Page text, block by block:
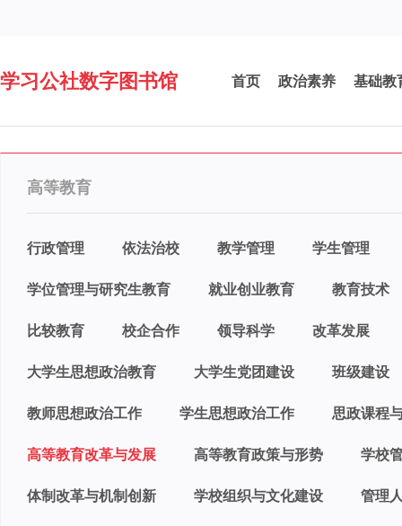
学习公社数字图书馆 首页 政治素养 基础教
高等教育
行政管理 依法治校 教学管理 学生管理
学位管理与研究生教育 就业创业教育 教育技术
比较教育 校企合作 领导科学 改革发展
大学生思想政治教育 大学生党团建设 班级建设
教师思想政治工作 学生思想政治工作 思政课程
高等教育改革与发展 高等教育政策与形势 学校
体制改革与机制创新 学校组织与文化建设 管理